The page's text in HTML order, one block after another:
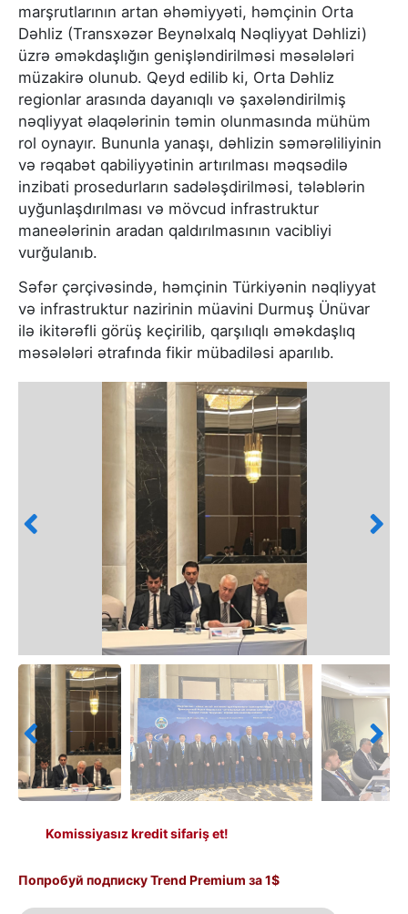
marşrutlarının artan əhəmiyyəti, həmçinin Orta
Dəhliz (Transxəzər Beynəlxalq Nəqliyyat Dəhlizi)
üzrə əməkdaşlığın genişləndirilməsi məsələləri
müzakirə olunub. Qeyd edilib ki, Orta Dəhliz
regionlar arasında dayanıqlı və şaxələndirilmiş
nəqliyyat əlaqələrinin təmin olunmasında mühüm
rol oynayır. Bununla yanaşı, dəhlizin səmərəliliyinin
və rəqabət qabiliyyətinin artırılması məqsədilə
inzibati prosedurların sadələşdirilməsi, tələblərin
uyğunlaşdırılması və mövcud infrastruktur
maneələrinin aradan qaldırılmasının vacibliyi
vurğulanıb.
Səfər çərçivəsində, həmçinin Türkiyənin nəqliyyat
və infrastruktur nazirinin müavini Durmuş Ünüvar
ilə ikitərəfli görüş keçirilib, qarşılıqlı əməkdaşlıq
məsələləri ətrafında fikir mübadiləsi aparılıb.
Komissiyasız kredit sifariş et!
Попробуй подписку Trend Premium за 1$